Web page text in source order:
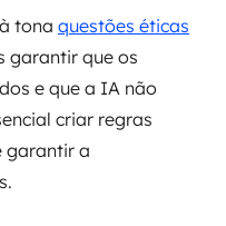
tona questões éticas
garantir que os
e que a IA não
criar regras
garantir a